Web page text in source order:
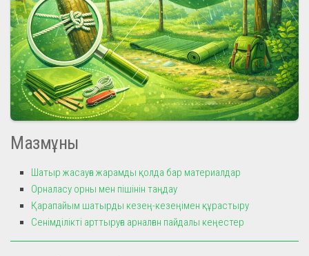
Мазмұны
Шатыр жасауға жарамды қолда бар материалдар
Орналасу орны мен пішінін таңдау
Қарапайым шатырды кезең-кезеңімен құрастыру
Сенімділікті арттыруға арналған пайдалы кеңестер